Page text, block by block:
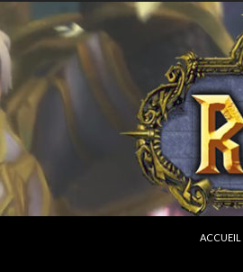
ACCUEIL